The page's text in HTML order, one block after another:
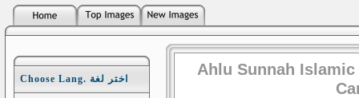
Choose Lang. اختر لغة
Ahlu Sunnah